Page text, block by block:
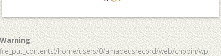
Warning:
file_put_contents(/home/users/0/amadeusrecord/web/chopin/wp-